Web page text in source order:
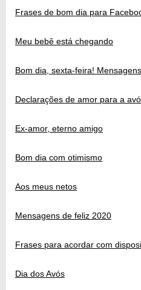
Frases de bom dia para
Meu bebê está chegando
Bom dia, sexta-feira!
Declarações de amor para a avó
Ex-amor, eterno amigo
Bom dia com otimismo
Aos meus netos
Mensagens de feliz 2020
Frases para acordar com
Dia dos Avós